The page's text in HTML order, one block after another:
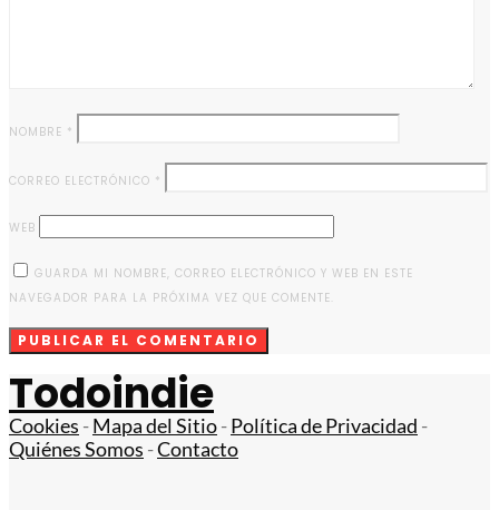
NOMBRE *
CORREO ELECTRÓNICO *
WEB
GUARDA MI NOMBRE, CORREO ELECTRÓNICO Y WEB EN ESTE
NAVEGADOR PARA LA PRÓXIMA VEZ QUE COMENTE.
Todoindie
Cookies -Mapa del Sitio-Política de Privacidad -
Quiénes Somos -Contacto